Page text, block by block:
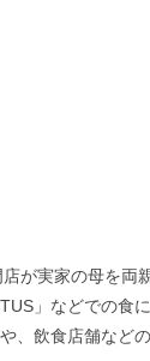
が実家の母を両
」などでの食
、飲食店舗など